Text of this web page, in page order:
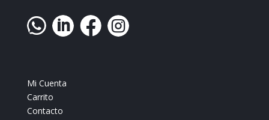
   
Mi Cuenta
Carrito
Contacto